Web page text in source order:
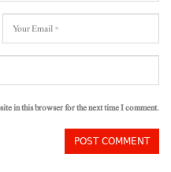
in this browser for the next time I comment.